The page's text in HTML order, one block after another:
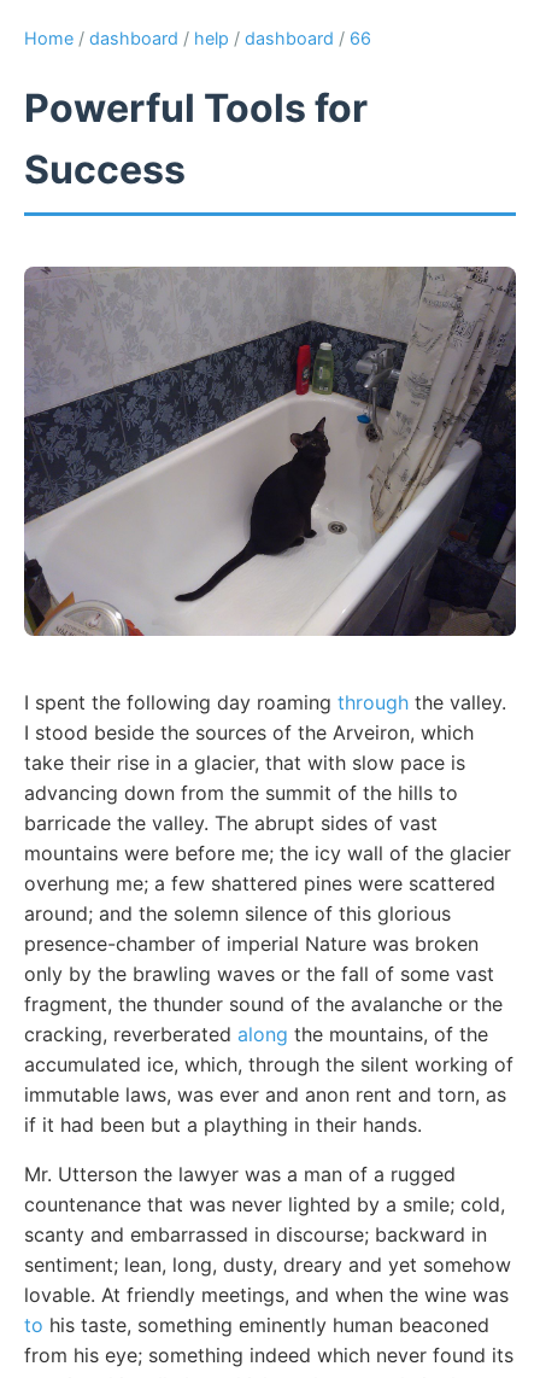
Home / dashboard / help / dashboard / 66
Powerful Tools for
Success
I spent the following day roaming through the valley.
I stood beside the sources of the Arveiron, which
take their rise in a glacier, that with slow pace is
advancing down from the summit of the hills to
barricade the valley. The abrupt sides of vast
mountains were before me; the icy wall of the glacier
overhung me; a few shattered pines were scattered
around; and the solemn silence of this glorious
presence-chamber of imperial Nature was broken
only by the brawling waves or the fall of some vast
fragment, the thunder sound of the avalanche or the
cracking, reverberated along the mountains, of the
accumulated ice, which, through the silent working of
immutable laws, was ever and anon rent and torn, as
if it had been but a plaything in their hands.
Mr. Utterson the lawyer was a man of a rugged
countenance that was never lighted by a smile; cold,
scanty and embarrassed in discourse; backward in
sentiment; lean, long, dusty, dreary and yet somehow
lovable. At friendly meetings, and when the wine was
to his taste, something eminently human beaconed
from his eye; something indeed which never found its